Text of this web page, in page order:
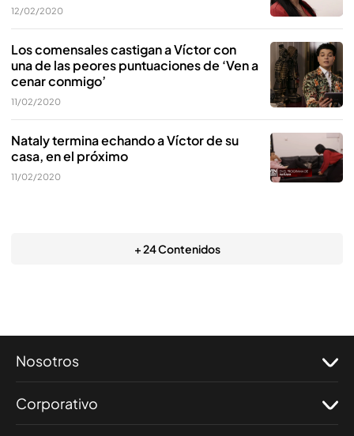
12/02/2020
Los comensales castigan a Víctor con
una de las peores puntuaciones de ‘Ven a
cenar conmigo’
11/02/2020
Nataly termina echando a Víctor de su
casa, en el próximo
11/02/2020
+ 24 Contenidos
Nosotros
Corporativo